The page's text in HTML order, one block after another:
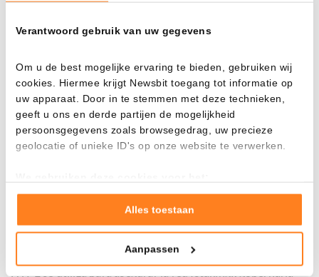
Verantwoord gebruik van uw gegevens
Om u de best mogelijke ervaring te bieden, gebruiken wij
cookies. Hiermee krijgt Newsbit toegang tot informatie op
uw apparaat. Door in te stemmen met deze technieken,
geeft u ons en derde partijen de mogelijkheid
persoonsgegevens zoals browsegedrag, uw precieze
geolocatie of unieke ID's op onze website te verwerken.
Goed laten functioneren van deze website
Verzamelen van gebruiksstatistieken
Tonen en meten van relevante advertenties
Klik hieronder om ons toestemming te geven om deze
Alles toestaan
Aanpassen
El precio de HYPE en 2026. – Fuente: CoinGecko
Hyperliquid es una bolsa de criptomonedas
permiten a los comerciantes especular sobre los
movimientos de precios sin poseer la moneda. El token